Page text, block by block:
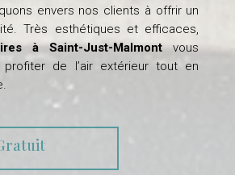
envers nos clients à offrir un
Très esthétiques et efficaces,
à Saint-Just-Malmontvous
de l’air extérieur tout en